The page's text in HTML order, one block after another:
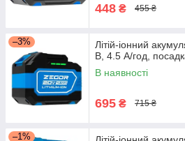
448 ₴ 455 ₴
–3%
Літій-іонний
В, 4.5 А/год,
В наявності
695 ₴ 715 ₴
–1%